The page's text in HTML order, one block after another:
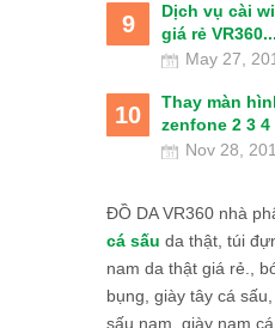
9
Dịch vụ cài
giá rẻ VR360...
May 27,
10
Thay màn
zenfone 2 3
Nov 28,
ĐỒ DA VR360 nhà
cá sấu da thật, túi
nam da thật giá rẻ.,
bụng, giày tây cá
sấu nam, giày nam